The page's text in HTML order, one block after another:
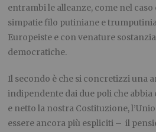
entrambi le alleanze, come nel
simpatie filo putiniane e
Europeiste e con venature
democratiche.
Il secondo è che si concretizzi una
indipendente dai due poli che
e netto la nostra Costituzione,
essere ancora più espliciti – il